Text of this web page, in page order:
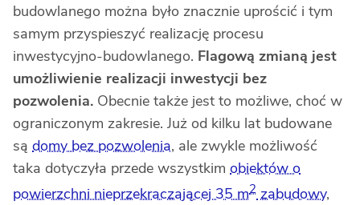
budowlanego można było znacznie uprościć i tym
samym przyspieszyć realizację procesu
inwestycyjno-budowlanego. Flagową zmianą jest
umożliwienie realizacji inwestycji bez
pozwolenia. Obecnie także jest to możliwe, choć w
ograniczonym zakresie. Już od kilku lat budowane
są domy bez pozwolenia, ale zwykle możliwość
taka dotyczyła przede wszystkim obiektów o
powierzchni nieprzekraczającej 35 m2zabudowy,